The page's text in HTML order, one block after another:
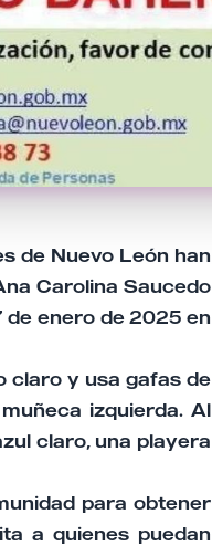
de Nuevo León han
Carolina Saucedo
de enero de 2025 en
claro y usa gafas de
izquierda. Al
claro, una playera
para obtener
a quienes puedan